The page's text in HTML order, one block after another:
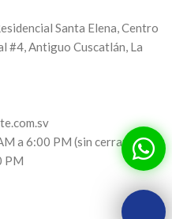
Santa Elena, Centro
#4, Antiguo Cuscatlán, La
a 6:00 PM (sin cerrar al
PM